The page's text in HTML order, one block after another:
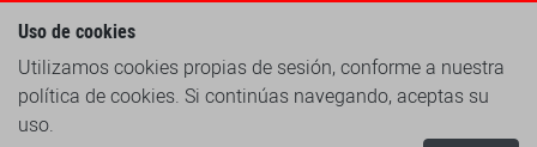
Uso de cookies
Utilizamos cookies propias de sesión, conforme a nuestra
política de cookies. Si continúas navegando, aceptas su
uso.